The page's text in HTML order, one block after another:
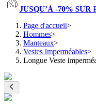
JUSQU’À -70% SUR
Page d'accueil>
Hommes>
Manteaux>
Vestes Imperméables>
Longue Veste